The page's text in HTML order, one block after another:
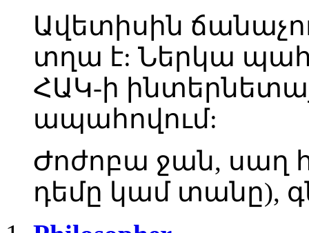
Ավետիսին
տղա է: Ներկա
ՀԱԿ-ի
ապահովում:
Ժոժոբա ջան, սաղ
դեմը կամ տանը),